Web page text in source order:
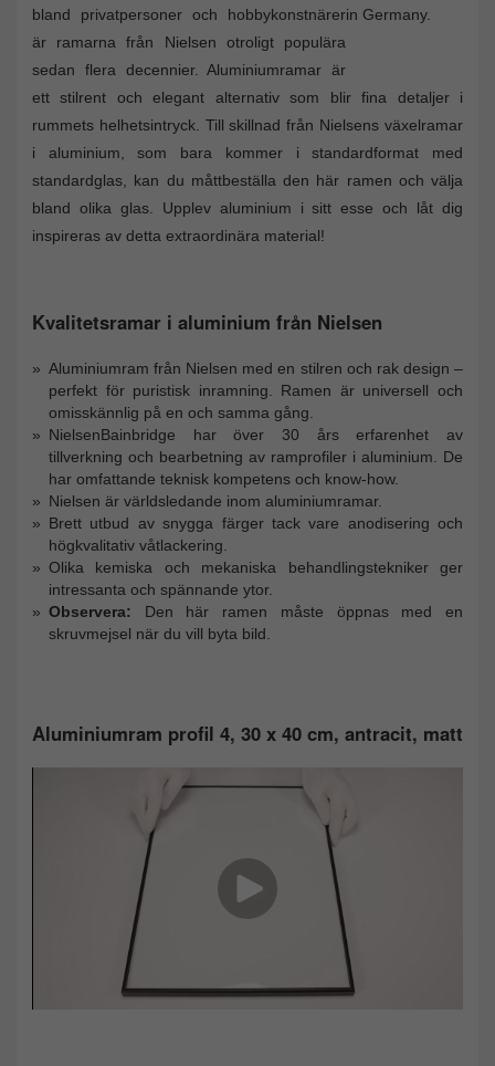
bland privatpersoner och hobbykonstnärer
är ramarna från Nielsen otroligt populära
sedan flera decennier. Aluminiumramar är
ett stilrent och elegant alternativ som blir fina detaljer i
rummets helhetsintryck. Till skillnad från Nielsens växelramar
i aluminium, som bara kommer i standardformat med
standardglas, kan du måttbeställa den här ramen och välja
bland olika glas. Upplev aluminium i sitt esse och låt dig
inspireras av detta extraordinära material!
Kvalitetsramar i aluminium från Nielsen
Aluminiumram från Nielsen med en stilren och rak design –
perfekt för puristisk inramning. Ramen är universell och
omisskännlig på en och samma gång.
NielsenBainbridge har över 30 års erfarenhet av
tillverkning och bearbetning av ramprofiler i aluminium. De
har omfattande teknisk kompetens och know-how.
Nielsen är världsledande inom aluminiumramar.
Brett utbud av snygga färger tack vare anodisering och
högkvalitativ våtlackering.
Olika kemiska och mekaniska behandlingstekniker ger
intressanta och spännande ytor.
Observera: Den här ramen måste öppnas med en
skruvmejsel när du vill byta bild.
Aluminiumram profil 4, 30 x 40 cm, antracit, matt